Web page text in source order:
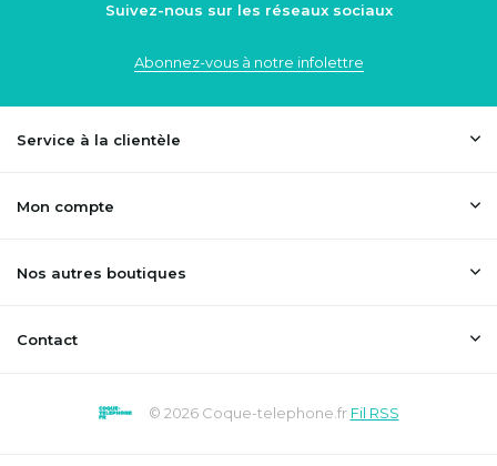
Suivez-nous sur les réseaux sociaux
Abonnez-vous à notre infolettre
Service à la clientèle
Mon compte
Nos autres boutiques
Contact
© 2026 Coque-telephone.fr Fil RSS